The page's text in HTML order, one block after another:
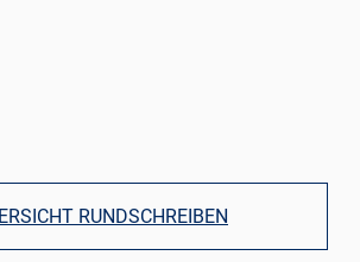
RUNDSCHREIBEN